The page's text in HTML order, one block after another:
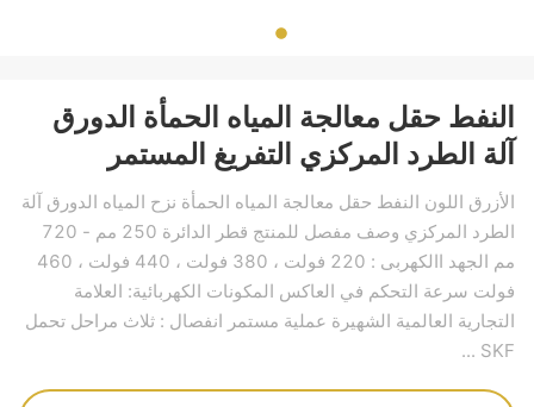
النفط حقل معالجة المياه الحمأة الدورق
آلة الطرد المركزي التفريغ المستمر
الأزرق اللون النفط حقل معالجة المياه الحمأة نزح المياه الدورق آلة
الطرد المركزي وصف مفصل للمنتج قطر الدائرة 250 مم - 720
مم الجهد االكهربى : 220 فولت ، 380 فولت ، 440 فولت ، 460
فولت سرعة التحكم في العاكس المكونات الكهربائية: العلامة
التجارية العالمية الشهيرة عملية مستمر انفصال : ثلاث مراحل تحمل
SKF ...